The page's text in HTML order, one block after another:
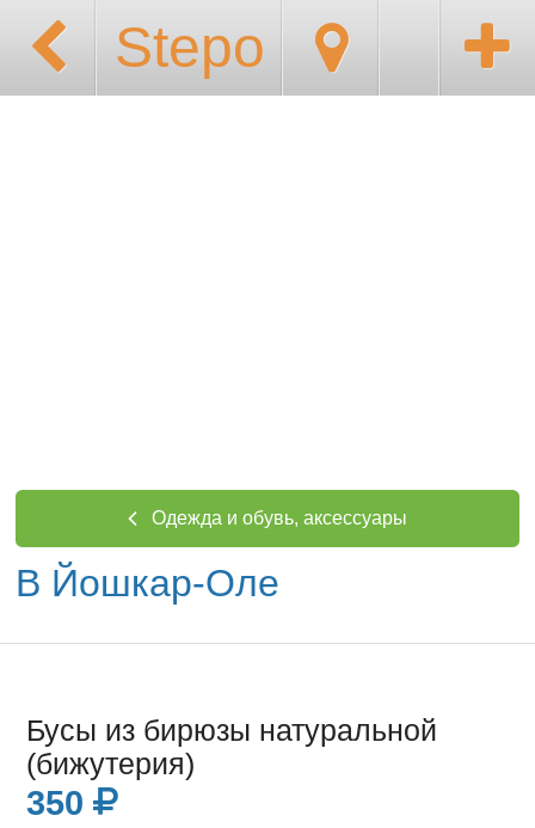
Stepo
Одежда и обувь, аксессуары
В Йошкар-Оле
Бусы из бирюзы натуральной
(бижутерия)
350